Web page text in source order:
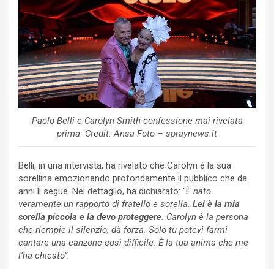
Paolo Belli e Carolyn Smith confessione mai rivelata
prima- Credit: Ansa Foto – spraynews.it
Belli, in una intervista, ha rivelato che Carolyn è la sua
sorellina emozionando profondamente il pubblico che da
anni li segue. Nel dettaglio, ha dichiarato: “È nato
veramente un rapporto di fratello e sorella. Lei è la mia
sorella piccola e la devo proteggere. Carolyn è la persona
che riempie il silenzio, dà forza. Solo tu potevi farmi
cantare una canzone così difficile. È la tua anima che me
l’ha chiesto”.